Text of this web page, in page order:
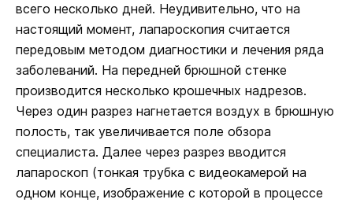
всего несколько дней. Неудивительно, что на
настоящий момент, лапароскопия считается
передовым методом диагностики и лечения ряда
заболеваний. На передней брюшной стенке
производится несколько крошечных надрезов.
Через один разрез нагнетается воздух в брюшную
полость, так увеличивается поле обзора
специалиста. Далее через разрез вводится
лапароскоп (тонкая трубка с видеокамерой на
одном конце, изображение с которой в процессе